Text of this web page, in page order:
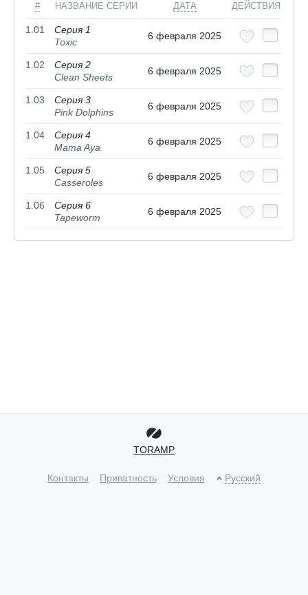
# НАЗВАНИЕ СЕРИИ ДАТА ДЕЙСТВИЯ
1.01
Серия 1
Toxic
6 февраля 2025
1.02
Серия 2
Clean Sheets
6 февраля 2025
1.03
Серия 3
Pink Dolphins
6 февраля 2025
1.04
Серия 4
Mama Aya
6 февраля 2025
1.05
Серия 5
Casseroles
6 февраля 2025
1.06
Серия 6
Tapeworm
6 февраля 2025
TORAMP
Контакты Приватность Условия Русский